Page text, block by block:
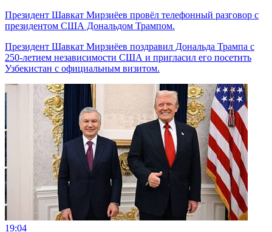
Президент Шавкат Мирзиёев провёл телефонный разговор с
президентом США Дональдом Трампом.
Президент Шавкат Мирзиёев поздравил Дональда Трампа с
250-летием независимости США и пригласил его посетить
Узбекистан с официальным визитом.
19:04